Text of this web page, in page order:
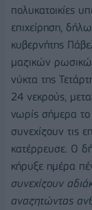
πολυκατοικίες
επιχείρηση,
κυβερνήτης
μαζικών
νύκτα της
24 νεκρούς,
νωρίς σήμερα το
συνεχίζουν τις
κατέρρευσε. Ο
κήρυξε ημέρα
συνεχίζουν
αναζητώντας